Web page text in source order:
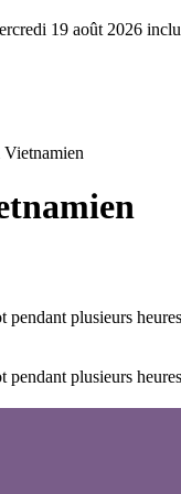
19 août 2026
plusieurs
plusieurs